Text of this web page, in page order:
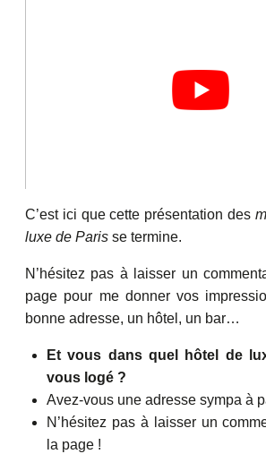
C’est ici que cette présentation des
luxe de Paris se termine.
N’hésitez pas à laisser un
page pour me donner vos
bonne adresse, un hôtel, un bar…
Et vous dans quel hôtel de
vous logé ?
Avez-vous une adresse sympa à
N’hésitez pas à laisser un
la page !